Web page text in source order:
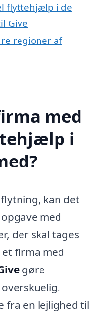
flyttehjælp i de
Give
regioner af
med
i
kan det
med
der skal tages
firma med
gøre
fra en lejlighed til